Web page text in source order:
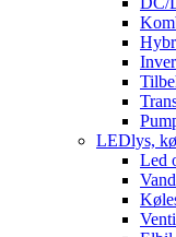
LEDlys,
Led